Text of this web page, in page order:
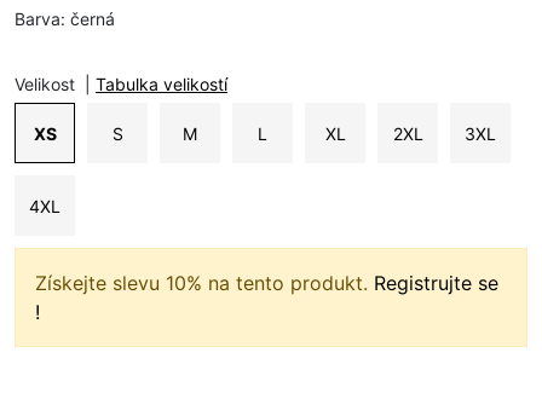
Barva: černá
Velikost Tabulka velikostí
XS S M L XL 2XL 3XL
4XL
Získejte slevu 10% na tento produkt. Registrujte se
!